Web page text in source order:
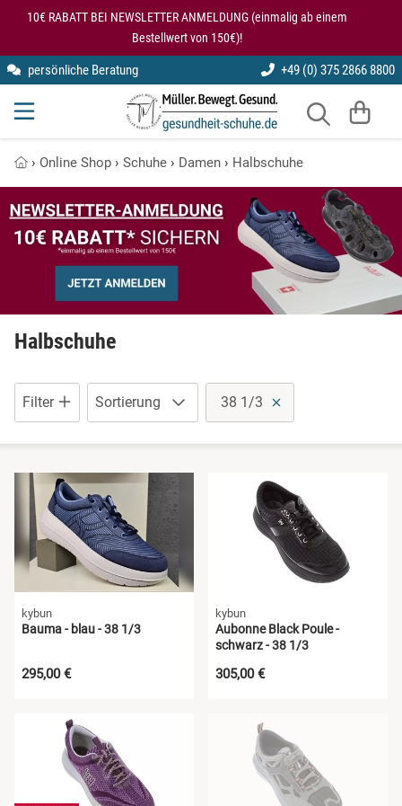
10€ RABATT BEI NEWSLETTER ANMELDUNG (einmalig ab einem
Bestellwert von 150€)!
persönliche Beratung +49 (0) 375 2866 8800
› Online Shop › Schuhe › Damen › Halbschuhe
Halbschuhe
Filter Sortierung 38 1/3
kybun
Bauma - blau - 38 1/3
295,00 €
kybun
Aubonne Black Poule -
schwarz - 38 1/3
305,00 €
kybun
Modularis
SmartFoot
X10D
Gesundheitsschuhe für den Rücken
Knie entlastende Schuhe
Kybun Matte im Test
Kybun Schuhe bei Kniearthrose
Kybun Schuhe im Test
Schuhe bei Fersensporn
Übungen auf der kybun Matte